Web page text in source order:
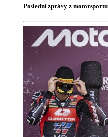
Poslední zprávy z motorsportu